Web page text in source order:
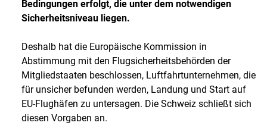
Bedingungen erfolgt, die unter dem notwendigen
Sicherheitsniveau liegen.
Deshalb hat die Europäische Kommission in
Abstimmung mit den Flugsicherheitsbehörden der
Mitgliedstaaten beschlossen, Luftfahrtunternehmen, die
für unsicher befunden werden, Landung und Start auf
EU-Flughäfen zu untersagen. Die Schweiz schließt sich
diesen Vorgaben an.